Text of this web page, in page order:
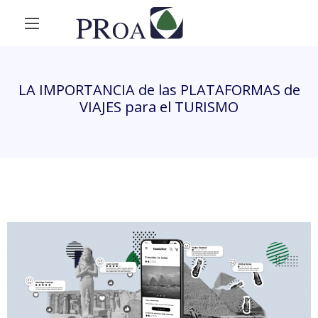
LA IMPORTANCIA de las PLATAFORMAS de
VIAJES para el TURISMO